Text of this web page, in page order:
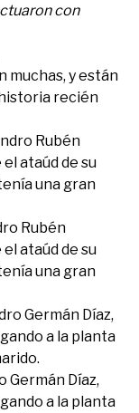
con
muchas, y están
recién
Rubén
ataúd de su
una gran
Germán Díaz,
a la planta